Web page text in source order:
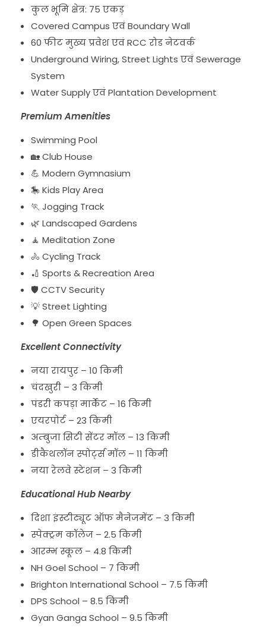
कुल भूमि क्षेत्र: 75 एकड़
Covered Campus एवं Boundary Wall
60 फीट मुख्य प्रवेश एवं RCC रोड नेटवर्क
Underground Wiring, Street Lights एवं Sewerage
System
Water Supply एवं Plantation Development
Premium Amenities
Swimming Pool
🏡 Club House
💪 Modern Gymnasium
🎠 Kids Play Area
🏃 Jogging Track
🌿 Landscaped Gardens
🧘 Meditation Zone
🚴 Cycling Track
🏏 Sports & Recreation Area
🛡️ CCTV Security
💡 Street Lighting
🌳 Open Green Spaces
Excellent Connectivity
नया रायपुर – 10 किमी
चंदखुरी – 3 किमी
पंडरी कपड़ा मार्केट – 16 किमी
एयरपोर्ट – 23 किमी
अम्बुजा सिटी सेंटर मॉल – 13 किमी
डीकैथलॉन स्पोर्ट्स मॉल – 11 किमी
नया रेलवे स्टेशन – 3 किमी
Educational Hub Nearby
दिशा इंस्टीट्यूट ऑफ मैनेजमेंट – 3 किमी
स्पेक्ट्रम कॉलेज – 2.5 किमी
आरम्भ स्कूल – 4.8 किमी
NH Goel School – 7 किमी
Brighton International School – 7.5 किमी
DPS School – 8.5 किमी
Gyan Ganga School – 9.5 किमी